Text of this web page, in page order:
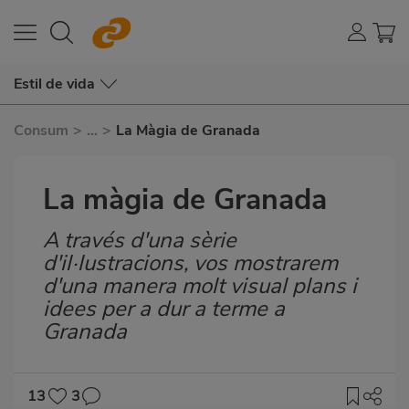
Estil de vida
Consum > ... > La Màgia de Granada
La màgia de Granada
Subtítulo
A través d'una sèrie
d'il·lustracions, vos mostrarem
d'una manera molt visual plans i
idees per a dur a terme a
Granada
13
3